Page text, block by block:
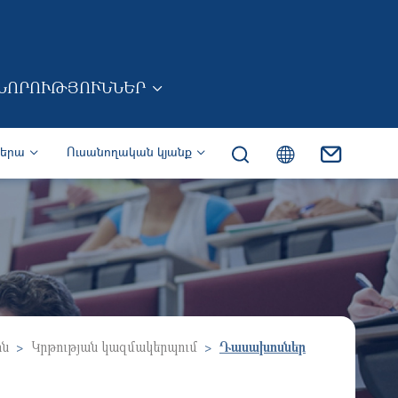
Ուսանողական կյանք
Կրթության կազմակերպում Դասախոսներ